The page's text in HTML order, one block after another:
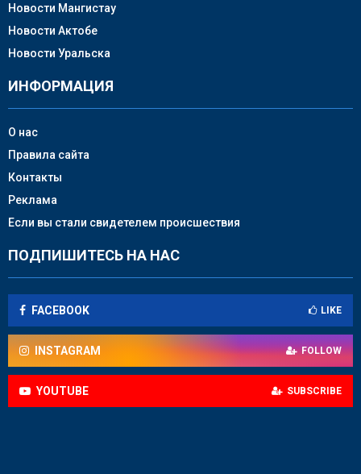
Новости Мангистау
Новости Актобе
Новости Уральска
ИНФОРМАЦИЯ
О нас
Правила сайта
Контакты
Реклама
Если вы стали свидетелем происшествия
ПОДПИШИТЕСЬ НА НАС
FACEBOOK LIKE
INSTAGRAM FOLLOW
YOUTUBE SUBSCRIBE